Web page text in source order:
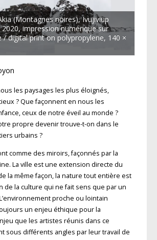
(Montagnes noires), Ivujiviup
impression numérique sur
/ digital print on polypropylene, 140 ×
les paysages les plus éloignés,
? Que façonnent en nous les
ceux de notre éveil au monde ?
propre devenir trouve-t-on dans le
urbains ?
comme des miroirs, façonnés par la
La ville est une extension directe du
la même façon, la nature tout entière est
de la culture qui ne fait sens que par un
proche ou lointain
un enjeu éthique pour la
que les artistes réunis dans ce
sous différents angles par leur travail de